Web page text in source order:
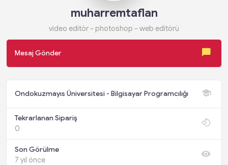
muharremtaflan
video editör - photoshop - web editörü
Mesaj Gönder
Ondokuzmayıs Üniversitesi - Bilgisayar Programcılığı
Tekrarlanan Sipariş
0
Son Görülme
7 yıl önce